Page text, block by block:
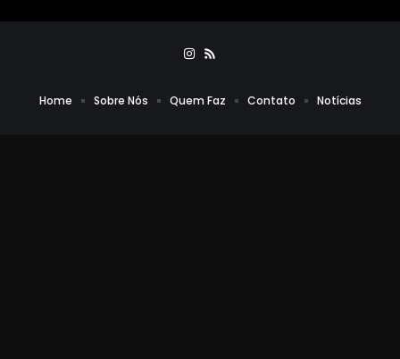
Home Sobre Nós Quem Faz Contato Notícias